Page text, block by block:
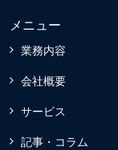
メニュー
業務内容
会社概要
サービス
記事・コラム